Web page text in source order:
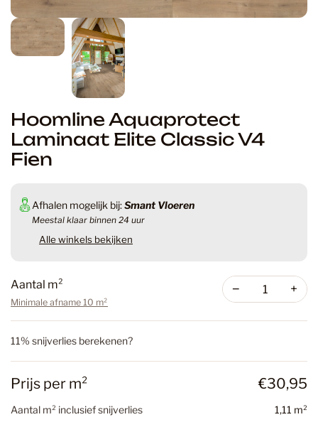
Hoomline Aquaprotect
Laminaat Elite Classic V4
Fien
Afhalen mogelijk bij:Smant Vloeren
Meestal klaar binnen 24 uur
Alle winkels bekijken
Aantal m²
Minimale afname 10 m²
− +
11% snijverlies berekenen?
Prijs per m² €30,95
Aantal m² inclusief snijverlies
1,11 m²